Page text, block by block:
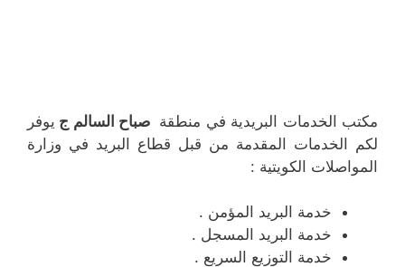
مكتب الخدمات البريدية في منطقة صباح السالم ج يوفر
لكم الخدمات المقدمة من قبل قطاع البريد في وزارة
المواصلات الكويتية :
خدمة البريد المؤمن .
خدمة البريد المسجل .
خدمة التوزيع السريع .